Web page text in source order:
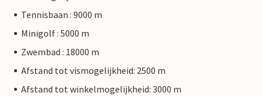
Tennisbaan : 9000 m
Minigolf : 5000 m
Zwembad : 18000 m
Afstand tot vismogelijkheid: 2500 m
Afstand tot winkelmogelijkheid: 3000 m